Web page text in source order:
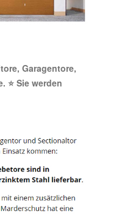
Garagentore,
⭐ Sie werden